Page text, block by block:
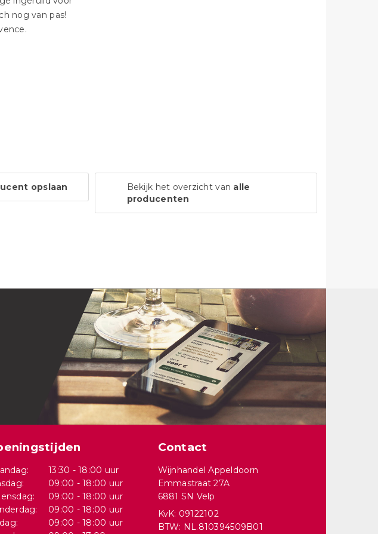
nog van pas!
opslaan Bekijk het overzicht van alle
producenten
13:30 - 18:00 uur
09:00 - 18:00 uur
09:00 - 18:00 uur
09:00 - 18:00 uur
09:00 - 18:00 uur
Contact
Wijnhandel Appeldoorn
Emmastraat 27A
6881 SN Velp
KvK: 09122102
BTW: NL.810394509B01